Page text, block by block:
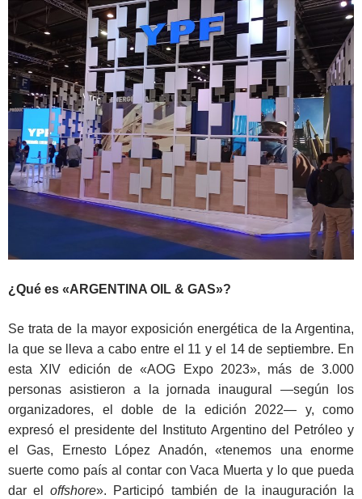
¿Qué es «ARGENTINA OIL & GAS»?
Se trata de la mayor exposición energética de la Argentina,
la que se lleva a cabo entre el 11 y el 14 de septiembre. En
esta XIV edición de «AOG Expo 2023», más de 3.000
personas asistieron a la jornada inaugural ―según los
organizadores, el doble de la edición 2022― y, como
expresó el presidente del Instituto Argentino del Petróleo y
el Gas, Ernesto López Anadón, «tenemos una enorme
suerte como país al contar con Vaca Muerta y lo que pueda
dar eloffshore». Participó también de la inauguración la